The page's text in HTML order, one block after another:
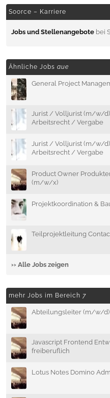
Soorce – Karriere
Jobs und Stellenangebote bei
Ähnliche Jobs aue
General Project
Jurist / Volljurist (m/w/
Arbeitsrecht / Vergabe
Jurist / Volljurist (m/w/
Arbeitsrecht / Vergabe
Product Owner
(m/w/x)
Projektkoordination &
Teilprojektleitung
›› Alle Jobs zeigen
mehr Jobs im Bereich 7
Abteilungsleiter (m/w/d)
Javascript Frontend
freiberuflich
Lotus Notes Domino